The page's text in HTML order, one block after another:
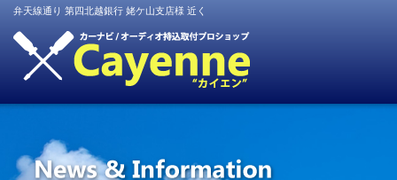
弁天線通り 第四北越銀行 姥ケ山支店様 近く